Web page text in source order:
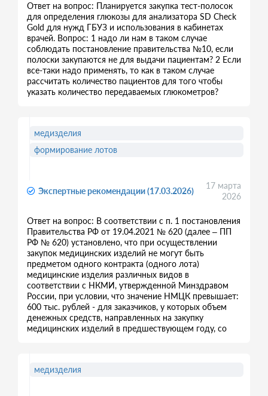
Ответ на вопрос: Планируется закупка тест-полосок
для определения глюкозы для анализатора SD Check
Gold для нужд ГБУЗ и использования в кабинетах
врачей. Вопрос: 1 надо ли нам в таком случае
соблюдать постановление правительства №10, если
полоски закупаются не для выдачи пациентам? 2 Если
все-таки надо применять, то как в таком случае
рассчитать количество пациентов для того чтобы
указать количество передаваемых глюкометров?
Экспертные рекомендации (17.03.2026)
17 марта
2026
Ответ на вопрос: В соответствии с п. 1 постановления
Правительства РФ от 19.04.2021 № 620 (далее – ПП
РФ № 620) установлено, что при осуществлении
закупок медицинских изделий не могут быть
предметом одного контракта (одного лота)
медицинские изделия различных видов в
соответствии с НКМИ, утвержденной Минздравом
России, при условии, что значение НМЦК превышает:
600 тыс. рублей - для заказчиков, у которых объем
денежных средств, направленных на закупку
медицинских изделий в предшествующем году, со
медизделия
формирование лотов
медизделия